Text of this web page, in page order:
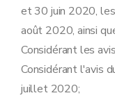
et 30 juin 2020,
août 2020, ainsi
Considérant les
Considérant l'avis
juillet 2020;